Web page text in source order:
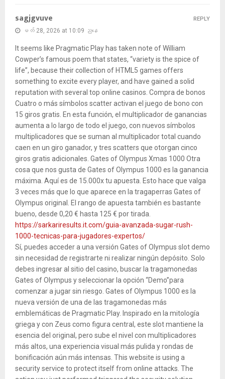
sagjgvuve
မတ် 28, 2026 at 10:09 ညနေ
It seems like Pragmatic Play has taken note of William
Cowper’s famous poem that states, “variety is the spice of
life”, because their collection of HTML5 games offers
something to excite every player, and have gained a solid
reputation with several top online casinos. Compra de bonos
Cuatro o más símbolos scatter activan el juego de bono con
15 giros gratis. En esta función, el multiplicador de ganancias
aumenta a lo largo de todo el juego, con nuevos símbolos
multiplicadores que se suman al multiplicador total cuando
caen en un giro ganador, y tres scatters que otorgan cinco
giros gratis adicionales. Gates of Olympus Xmas 1000 Otra
cosa que nos gusta de Gates of Olympus 1000 es la ganancia
máxima. Aquí es de 15.000x tu apuesta. Esto hace que valga
3 veces más que lo que aparece en la tragaperras Gates of
Olympus original. El rango de apuesta también es bastante
bueno, desde 0,20 € hasta 125 € por tirada.
https://sarkariresults.it.com/guia-avanzada-sugar-rush-
1000-tecnicas-para-jugadores-expertos/
Sí, puedes acceder a una versión Gates of Olympus slot demo
sin necesidad de registrarte ni realizar ningún depósito. Solo
debes ingresar al sitio del casino, buscar la tragamonedas
Gates of Olympus y seleccionar la opción “Demo”para
comenzar a jugar sin riesgo. Gates of Olympus 1000 es la
nueva versión de una de las tragamonedas más
emblemáticas de Pragmatic Play. Inspirado en la mitología
griega y con Zeus como figura central, este slot mantiene la
esencia del original, pero sube el nivel con multiplicadores
más altos, una experiencia visual más pulida y rondas de
bonificación aún más intensas. This website is using a
security service to protect itself from online attacks. The
REPLY